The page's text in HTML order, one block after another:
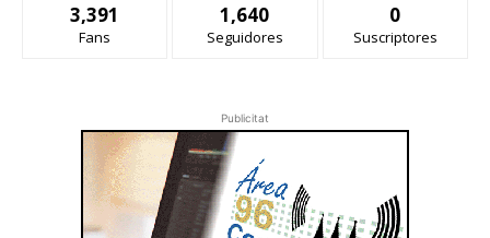
3,391
Fans
1,640
Seguidores
0
Suscriptores
Publicitat